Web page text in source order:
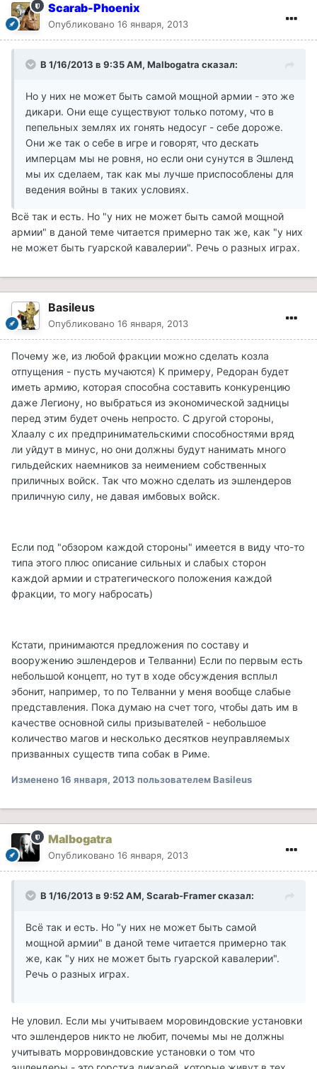
Scarab-Phoenix
Опубликовано 16 января, 2013
В 1/16/2013 в 9:35 AM, Malbogatra сказал:
Но у них не может быть самой мощной армии - это же
дикари. Они еще существуют только потому, что в
пепельных землях их гонять недосуг - себе дороже.
Они же так о себе в игре и говорят, что дескать
имперцам мы не ровня, но если они сунутся в Эшленд
мы их сделаем, так как мы лучше приспособлены для
ведения войны в таких условиях.
Всё так и есть. Но "у них не может быть самой мощной
армии" в даной теме читается примерно так же, как "у них
не может быть гуарской кавалерии". Речь о разных играх.
Basileus
Опубликовано 16 января, 2013
Почему же, из любой фракции можно сделать козла
отпущения - пусть мучаются) К примеру, Редоран будет
иметь армию, которая способна составить конкуренцию
даже Легиону, но выбраться из экономической задницы
перед этим будет очень непросто. С другой стороны,
Хлаалу с их предпринимательскими способностями вряд
ли уйдут в минус, но они должны будут нанимать много
гильдейских наемников за неимением собственных
приличных войск. Так что можно сделать из эшлендеров
приличную силу, не давая имбовых войск.
Если под "обзором каждой стороны" имеется в виду что-то
типа этого плюс описание сильных и слабых сторон
каждой армии и стратегического положения каждой
фракции, то могу набросать)
Кстати, принимаются предложения по составу и
вооружению эшлендеров и Телванни) Если по первым есть
небольшой концепт, но тут в ходе обсуждения всплыл
эбонит, например, то по Телванни у меня вообще слабые
представления. Пока думаю на счет того, чтобы дать им в
качестве основной силы призывателей - небольшое
количество магов и несколько десятков неуправляемых
призванных существ типа собак в Риме.
Изменено16 января, 2013 пользователем Basileus
Malbogatra
Опубликовано 16 января, 2013
В 1/16/2013 в 9:52 AM, Scarab-Framer сказал:
Всё так и есть. Но "у них не может быть самой
мощной армии" в даной теме читается примерно так
же, как "у них не может быть гуарской кавалерии".
Речь о разных играх.
Не уловил. Если мы учитываем моровиндовские установки
что эшлендеров никто не любит, почемы мы не должны
учитывать морровиндовские установки о том что